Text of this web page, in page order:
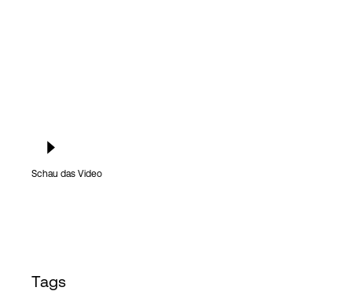
Schau das Video
Tags